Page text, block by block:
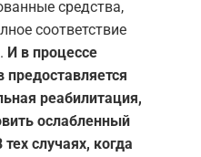
средства,
соответствие
И в процессе
реабилитация,
ослабленный
случаях, когда